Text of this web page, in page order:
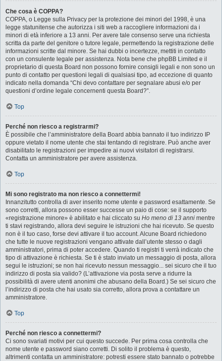
Che cosa è COPPA?
COPPA, o Legge sulla Privacy per la protezione dei minori del 1998, è una
legge statunitense che autorizza i siti web a raccogliere informazioni da i
minori di età inferiore a 13 anni. Per avere tale consenso serve una richiesta
scritta da parte del genitore o tutore legale, permettendo la registrazione delle
informazioni scritte dal minore. Se hai dubbi o incertezze, mettiti in contatto
con un consulente legale per assistenza. Nota bene che phpBB Limited e il
proprietario di questa Board non possono fornire consigli legali e non sono un
punto di contatto per questioni legali di qualsiasi tipo, ad eccezione di quanto
indicato nella domanda “Chi devo contattare per segnalare abusi e/o per
questioni d’ordine legale concernenti questa Board?”.
Top
Perché non riesco a registrarmi?
È possibile che l’amministratore della Board abbia bannato il tuo indirizzo IP
oppure vietato il nome utente che stai tentando di registrare. Può anche aver
disabilitato le registrazioni per impedire ai nuovi visitatori di registrarsi.
Contatta un amministratore per avere assistenza.
Top
Mi sono registrato ma non riesco a connettermi!
Innanzitutto controlla di aver inserito nome utente e password esattamente. Se
sono corretti, allora possono esser successe un paio di cose: se il supporto
«registrazione minore» è abilitato e hai cliccato su Ho meno di 13 anni mentre
ti stavi registrando, allora devi seguire le istruzioni che hai ricevuto. Se questo
non è il tuo caso, forse devi attivare il tuo account. Alcune Board richiedono
che tutte le nuove registrazioni vengano attivate dall’utente stesso o dagli
amministratori, prima di poter accedere. Quando ti registri ti verrà indicato che
tipo di attivazione è richiesta. Se ti è stato inviato un messaggio di posta, allora
segui le istruzioni; se non hai ricevuto nessun messaggio... sei sicuro che il tuo
indirizzo di posta sia valido? (L’attivazione via posta serve a ridurre la
possibilità di avere utenti anonimi che abusano della Board.) Se sei sicuro che
l’indirizzo di posta che hai usato sia corretto, allora prova a contattare un
amministratore.
Top
Perché non riesco a connettermi?
Ci sono svariati motivi per cui questo succede. Per prima cosa controlla che
nome utente e password siano corretti. Di solito il problema è questo,
altrimenti contatta un amministratore: potresti essere stato bannato o potrebbe